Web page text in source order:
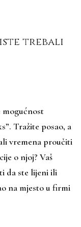
trebali
mogućnost
Tražite posao, a
vremena proučiti
o njoj? Vaš
da ste lijeni ili
na mjesto u firmi